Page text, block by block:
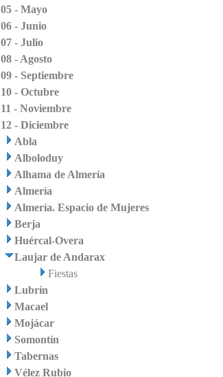
05 - Mayo
06 - Junio
07 - Julio
08 - Agosto
09 - Septiembre
10 - Octubre
11 - Noviembre
12 - Diciembre
Abla
Alboloduy
Alhama de Almería
Almería
Almería. Espacio de Mujeres
Berja
Huércal-Overa
Laujar de Andarax
Fiestas
Lubrín
Macael
Mojácar
Somontín
Tabernas
Vélez Rubio